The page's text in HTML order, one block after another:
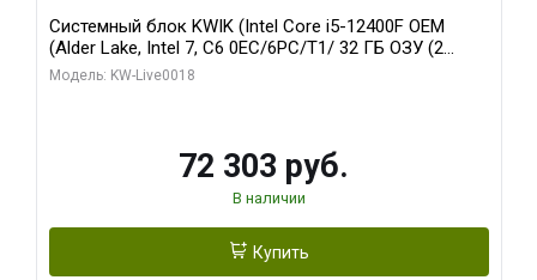
Системный блок KWIK (Intel Core i5-12400F OEM
(Alder Lake, Intel 7, C6 0EC/6PC/T1/ 32 ГБ ОЗУ (2
модуля)/ Ninja Sinotex GTX1660 SUPER 6GB GDDR6
Модель: KW-Live0018
72 303 руб.
В наличии
Купить